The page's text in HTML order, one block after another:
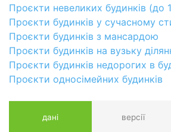
Проєкти невеликих будинків (до
Проєкти будинків у сучасному
Проєкти будинків з мансардою
Проєкти будинків на вузьку
Проєкти будинків недорогих в
Проєкти односімейних будинків
дані версії